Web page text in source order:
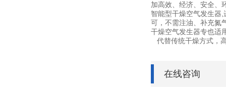
加高效、经济、安全、
智能型干燥空气发生器
可，不需注油、补充氮
干燥空气发生器专也适
代替传统干燥方式，
在线咨询